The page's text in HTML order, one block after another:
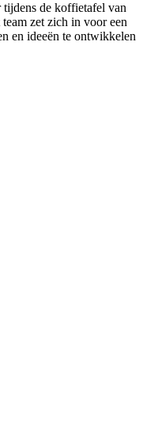
de koffietafel van
zet zich in voor een
en ideeën te ontwikkelen